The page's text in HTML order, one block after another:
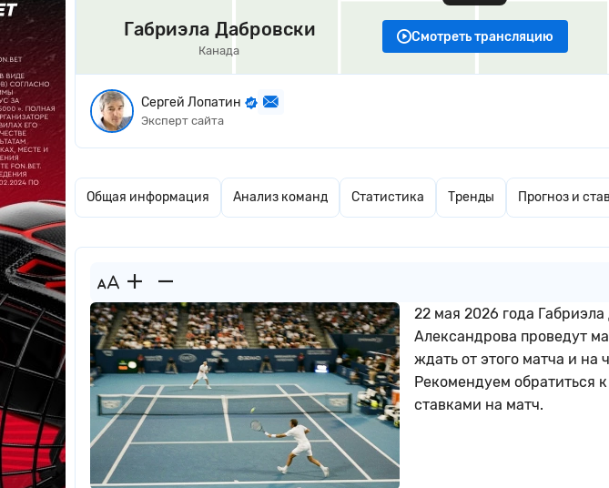
Габриэла Дабровски
Канада
Смотреть трансляцию
Сергей Лопатин
Эксперт сайта
Общая информация Анализ команд Статистика Тренды Прогноз и
22 мая 2026 года
Александрова проведут
ждать от этого матча и на
Рекомендуем обратиться
ставками на матч.